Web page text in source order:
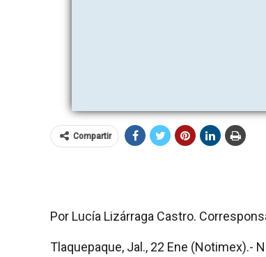
Compartir
Por Lucía Lizárraga Castro.
Tlaquepaque, Jal., 22 Ene (Notimex).-